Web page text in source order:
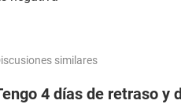
similares
4 días de retraso y